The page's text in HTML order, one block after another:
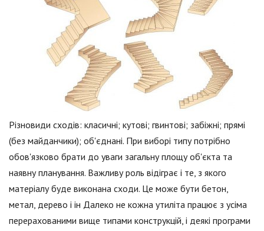
Різновиди сходів: класичні; кутові; гвинтові; забіжні; прямі
(без майданчики); об'єднані. При виборі типу потрібно
обов'язково брати до уваги загальну площу об'єкта та
наявну планування. Важливу роль відіграє і те, з якого
матеріалу буде виконана сходи. Це може бути бетон,
метал, дерево і ін Далеко не кожна утиліта працює з усіма
перерахованими вище типами конструкцій, і деякі програми